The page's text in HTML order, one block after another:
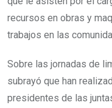
recursos en obras y
trabajos en las
Sobre las jornadas de
subrayó que han
presidentes de las